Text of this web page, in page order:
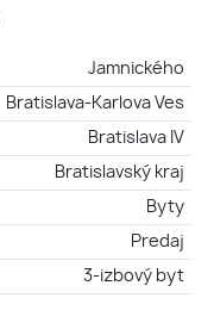
Jamnického
Bratislava-Karlova Ves
Bratislava IV
Bratislavský kraj
Byty
Predaj
3-izbový byt